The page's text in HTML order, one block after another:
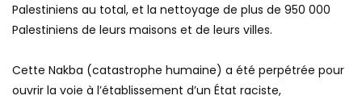
Palestiniens au total, et la nettoyage de plus de 950 000
Palestiniens de leurs maisons et de leurs villes.
Cette Nakba (catastrophe humaine) a été perpétrée pour
ouvrir la voie à l’établissement d’un État raciste,